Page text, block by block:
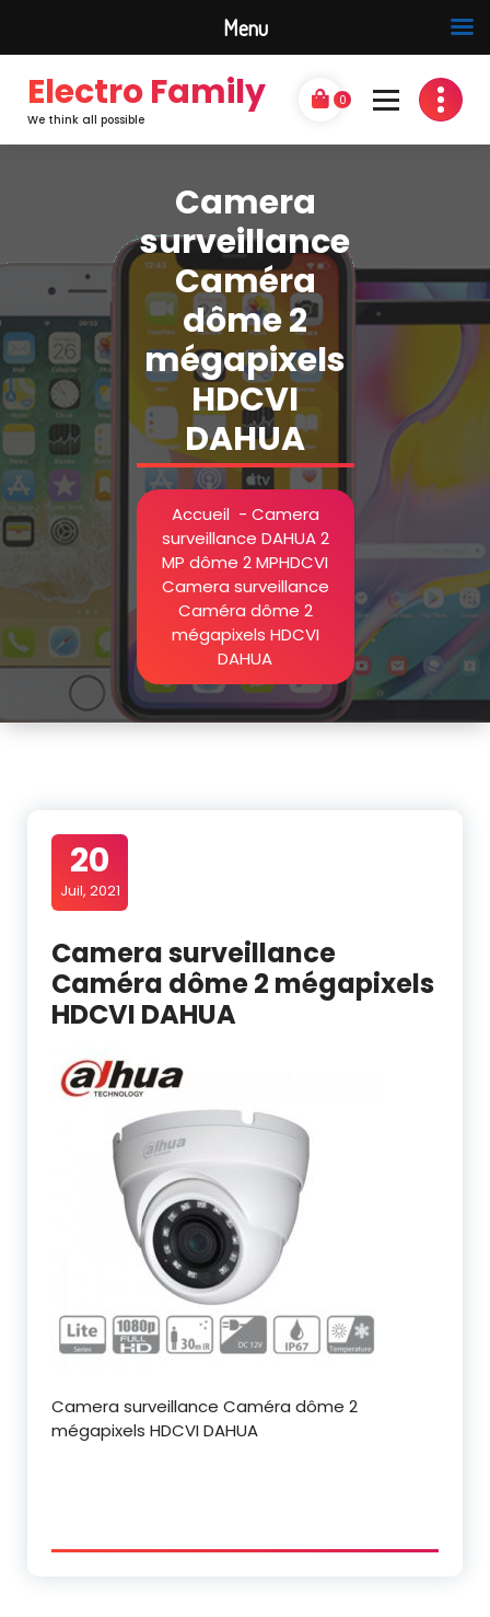
Electro Family
We think all possible
0
Camera
surveillance
Caméra
dôme 2
mégapixels
HDCVI
DAHUA
Accueil- Camera
surveillance DAHUA 2
MP dôme 2 MPHDCVI
Camera surveillance
Caméra dôme 2
mégapixels HDCVI
DAHUA
20
Juil, 2021
Camera surveillance
Caméra dôme 2 mégapixels
HDCVI DAHUA
Camera surveillance Caméra dôme 2
mégapixels HDCVI DAHUA
Menu